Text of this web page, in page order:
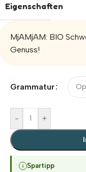
Eigenschaften
MjAMjAM: BIO
Genuss!
Grammatur
- +
Alternative:
Spartipp